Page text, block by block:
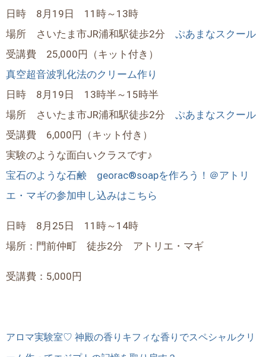
日時 8月19日 11時～13時
場所 さいたま市JR浦和駅徒歩2分 ぷあまなスクール
受講費 25,000円（キット付き）
真空超音波乳化法のクリーム作り
日時 8月19日 13時半～15時半
場所 さいたま市JR浦和駅徒歩2分 ぷあまなスクール
受講費 6,000円（キット付き）
実験のような面白いクラスです♪
宝石のような石鹸 georac®soapを作ろう！＠アトリ
エ・マギの参加申し込みはこちら
日時 8月25日 11時～14時
場所：門前仲町 徒歩2分 アトリエ・マギ
受講費：5,000円
アロマ実験室♡ 神殿の香りキフィな香りでスペシャルクリ